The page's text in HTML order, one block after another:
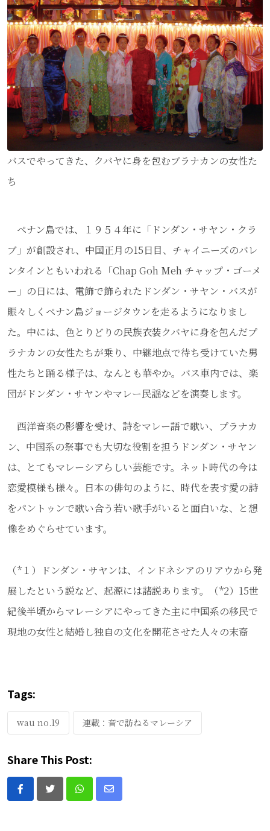
バスでやってきた、クバヤに身を包むプラナカンの女性た
ち
ペナン島では、１９５４年に「ドンダン・サヤン・クラ
ブ」が創設され、中国正月の15日目、チャイニーズのバレ
ンタインともいわれる「Chap Goh Meh チャップ・ゴーメ
ー」の日には、電飾で飾られたドンダン・サヤン・バスが
賑々しくペナン島ジョージタウンを走るようになりまし
た。中には、色とりどりの民族衣装クバヤに身を包んだプ
ラナカンの女性たちが乗り、中継地点で待ち受けていた男
性たちと踊る様子は、なんとも華やか。バス車内では、楽
団がドンダン・サヤンやマレー民謡などを演奏します。
西洋音楽の影響を受け、詩をマレー語で歌い、プラナカ
ン、中国系の祭事でも大切な役割を担うドンダン・サヤン
は、とてもマレーシアらしい芸能です。ネット時代の今は
恋愛模様も様々。日本の俳句のように、時代を表す愛の詩
をパントゥンで歌い合う若い歌手がいると面白いな、と想
像をめぐらせています。
（*１）ドンダン・サヤンは、インドネシアのリアウから発
展したという説など、起源には諸説あります。（*2）15世
紀後半頃からマレーシアにやってきた主に中国系の移民で
現地の女性と結婚し独自の文化を開花させた人々の末裔
Tags:
wau no.19 連載：音で訪ねるマレーシア
Share This Post:
Whatsapp
Share